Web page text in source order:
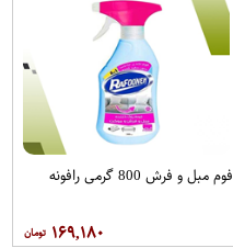
فوم مبل و فرش 800 گرمی رافونه
۱۶۹,۱۸۰